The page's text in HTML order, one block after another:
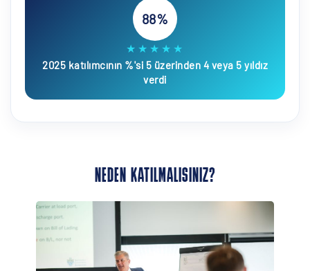
88%
★★★★★
2025 katılımcının %'si 5 üzerinden 4 veya 5 yıldız
verdi
NEDEN KATILMALISINIZ?